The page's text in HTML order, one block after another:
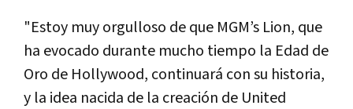
"Estoy muy orgulloso de que MGM’s Lion, que
ha evocado durante mucho tiempo la Edad de
Oro de Hollywood, continuará con su historia,
y la idea nacida de la creación de United